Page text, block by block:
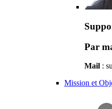
Par
Mail :
Mission et